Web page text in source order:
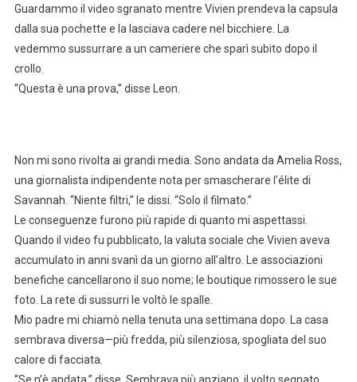
Guardammo il video sgranato mentre Vivien prendeva la capsula
dalla sua pochette e la lasciava cadere nel bicchiere. La
vedemmo sussurrare a un cameriere che sparì subito dopo il
crollo.
“Questa è una prova,” disse Leon.
Non mi sono rivolta ai grandi media. Sono andata da Amelia Ross,
una giornalista indipendente nota per smascherare l’élite di
Savannah. “Niente filtri,” le dissi. “Solo il filmato.”
Le conseguenze furono più rapide di quanto mi aspettassi.
Quando il video fu pubblicato, la valuta sociale che Vivien aveva
accumulato in anni svanì da un giorno all’altro. Le associazioni
benefiche cancellarono il suo nome; le boutique rimossero le sue
foto. La rete di sussurri le voltò le spalle.
Mio padre mi chiamò nella tenuta una settimana dopo. La casa
sembrava diversa—più fredda, più silenziosa, spogliata del suo
calore di facciata.
“Se n’è andata,” disse. Sembrava più anziano, il volto segnato